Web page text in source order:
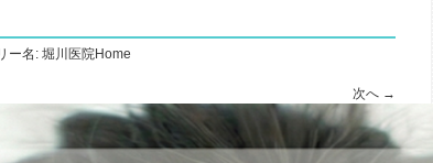
ー名: 堀川医院Home
次へ →